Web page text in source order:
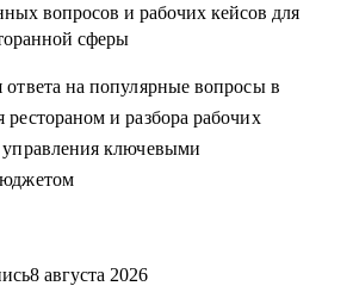
вопросов и рабочих кейсов для
сферы
ответа на популярные вопросы в
рестораном и разбора рабочих
управления ключевыми
8 августа 2026